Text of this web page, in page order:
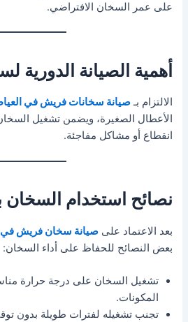
على عمر السخان الافتراضي.
أهمية الصيانة
الالتزام بـصيانة سخانات فريش في
الأعطال الصغيرة، ويضمن تشغيل
انقطاع أو مشاكل مفاجئة.
نصائح استخدام السخان
بعد الاعتماد علىصيانة سخان فريش في
بعض النصائح للحفاظ على أداء السخان:
تشغيل السخان على درجة حرارة
المكونات.
تجنب تشغيله لفترات طويلة بدون